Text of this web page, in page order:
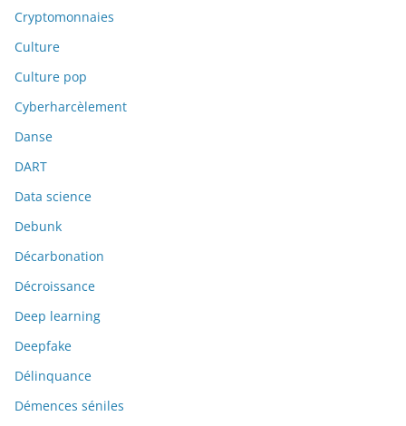
Cryptomonnaies
Culture
Culture pop
Cyberharcèlement
Danse
DART
Data science
Debunk
Décarbonation
Décroissance
Deep learning
Deepfake
Délinquance
Démences séniles